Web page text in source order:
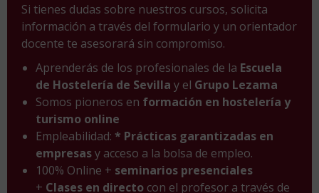
Si tienes dudas sobre nuestros cursos, solicita
información a través del formulario y un orientador
docente te asesorará sin compromiso.
Aprenderás de los profesionales de la Escuela
de Hostelería de Sevilla y el Grupo Lezama
Somos pioneros en formación en hostelería y
turismo online
Empleabilidad: * Prácticas garantizadas en
empresasy acceso a la bolsa de empleo.
100% Online + seminarios presenciales
+ Clases en directo con el profesor a través de